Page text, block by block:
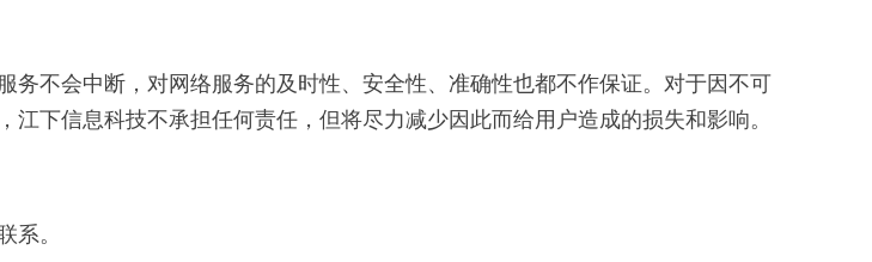
不会中断，对网络服务的及时性、安全性、准确性也都不作保证。对于因不可
下信息科技不承担任何责任，但将尽力减少因此而给用户造成的损失和影响。
系。